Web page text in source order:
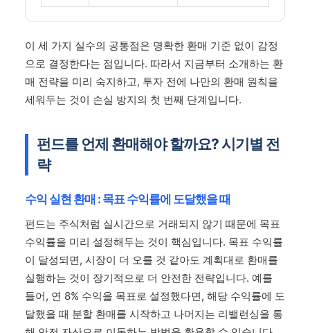
이 세 가지 실수의 공통점은 명확한 환매 기준 없이 감정
으로 결정한다는 점입니다. 따라서 지금부터 소개하는 환
매 전략을 미리 숙지하고, 투자 전에 나만의 환매 원칙을
세워두는 것이 손실 방지의 첫 번째 단계입니다.
펀드를 언제 환매해야 할까요? 시기별 전
략
수익 실현 환매 : 목표 수익률에 도달했을 때
펀드는 주식처럼 실시간으로 거래되지 않기 때문에 목표
수익률을 미리 설정해두는 것이 핵심입니다. 목표 수익률
이 달성되면, 시장이 더 오를 것 같아도 계획대로 환매를
실행하는 것이 장기적으로 더 안전한 전략입니다. 예를
들어, 연 8% 수익을 목표로 설정했다면, 해당 수익률에 도
달했을 때 분할 환매를 시작하고 나머지는 리밸런싱을 통